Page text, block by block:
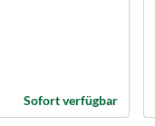
Sofort verfügbar